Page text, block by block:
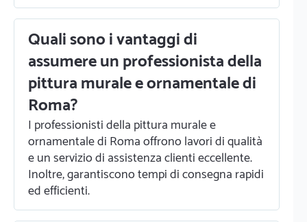
Quali sono i vantaggi di
assumere un professionista della
pittura murale e ornamentale di
Roma?
I professionisti della pittura murale e
ornamentale di Roma offrono lavori di qualità
e un servizio di assistenza clienti eccellente.
Inoltre, garantiscono tempi di consegna rapidi
ed efficienti.